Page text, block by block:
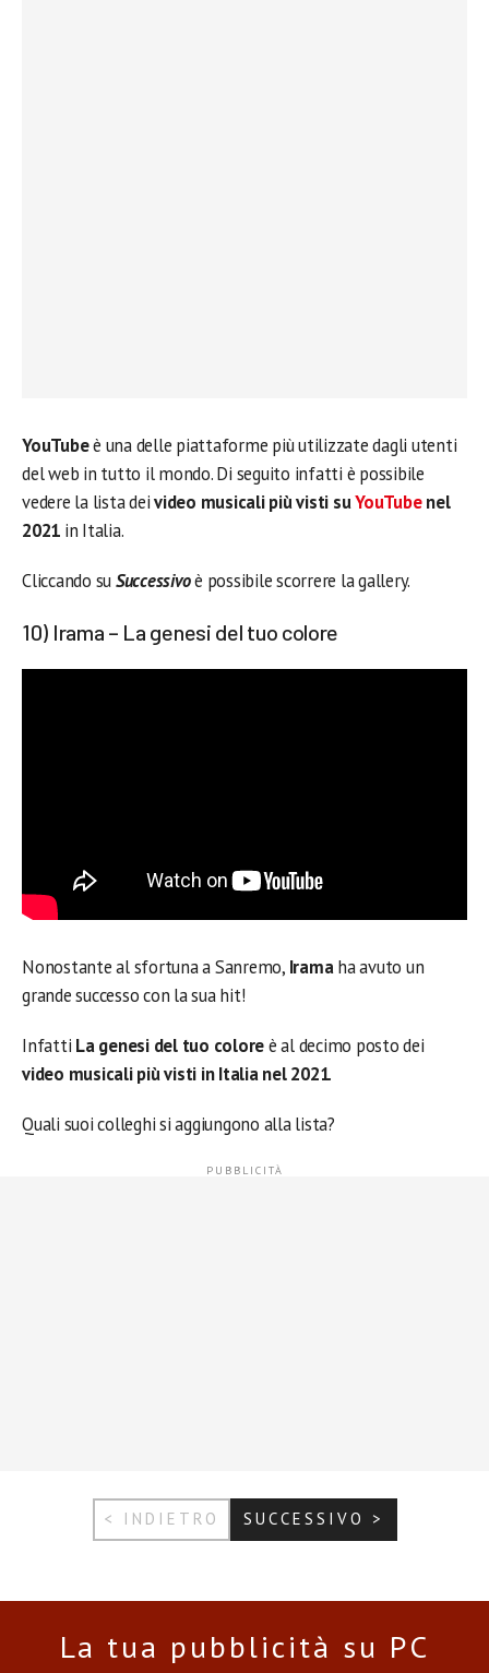
YouTubeè una delle piattaforme più utilizzate dagli utenti
del web in tutto il mondo. Di seguito infatti è possibile
vedere la lista deivideo musicali più visti suYouTubenel
2021 in Italia.
Cliccando suSuccessivoè possibile scorrere la gallery.
10) Irama – La genesi del tuo colore
Nonostante al sfortuna a Sanremo, Iramaha avuto un
grande successo con la sua hit!
Infatti La genesi del tuo coloreè al decimo posto dei
video musicali più visti in Italia nel 2021.
Quali suoi colleghi si aggiungono alla lista?
< INDIETRO SUCCESSIVO >
La tua pubblicità su PC